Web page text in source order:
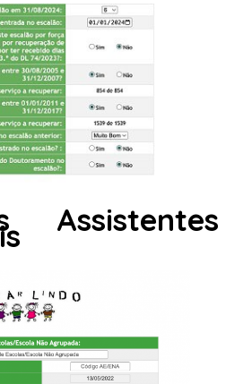
Assistentes